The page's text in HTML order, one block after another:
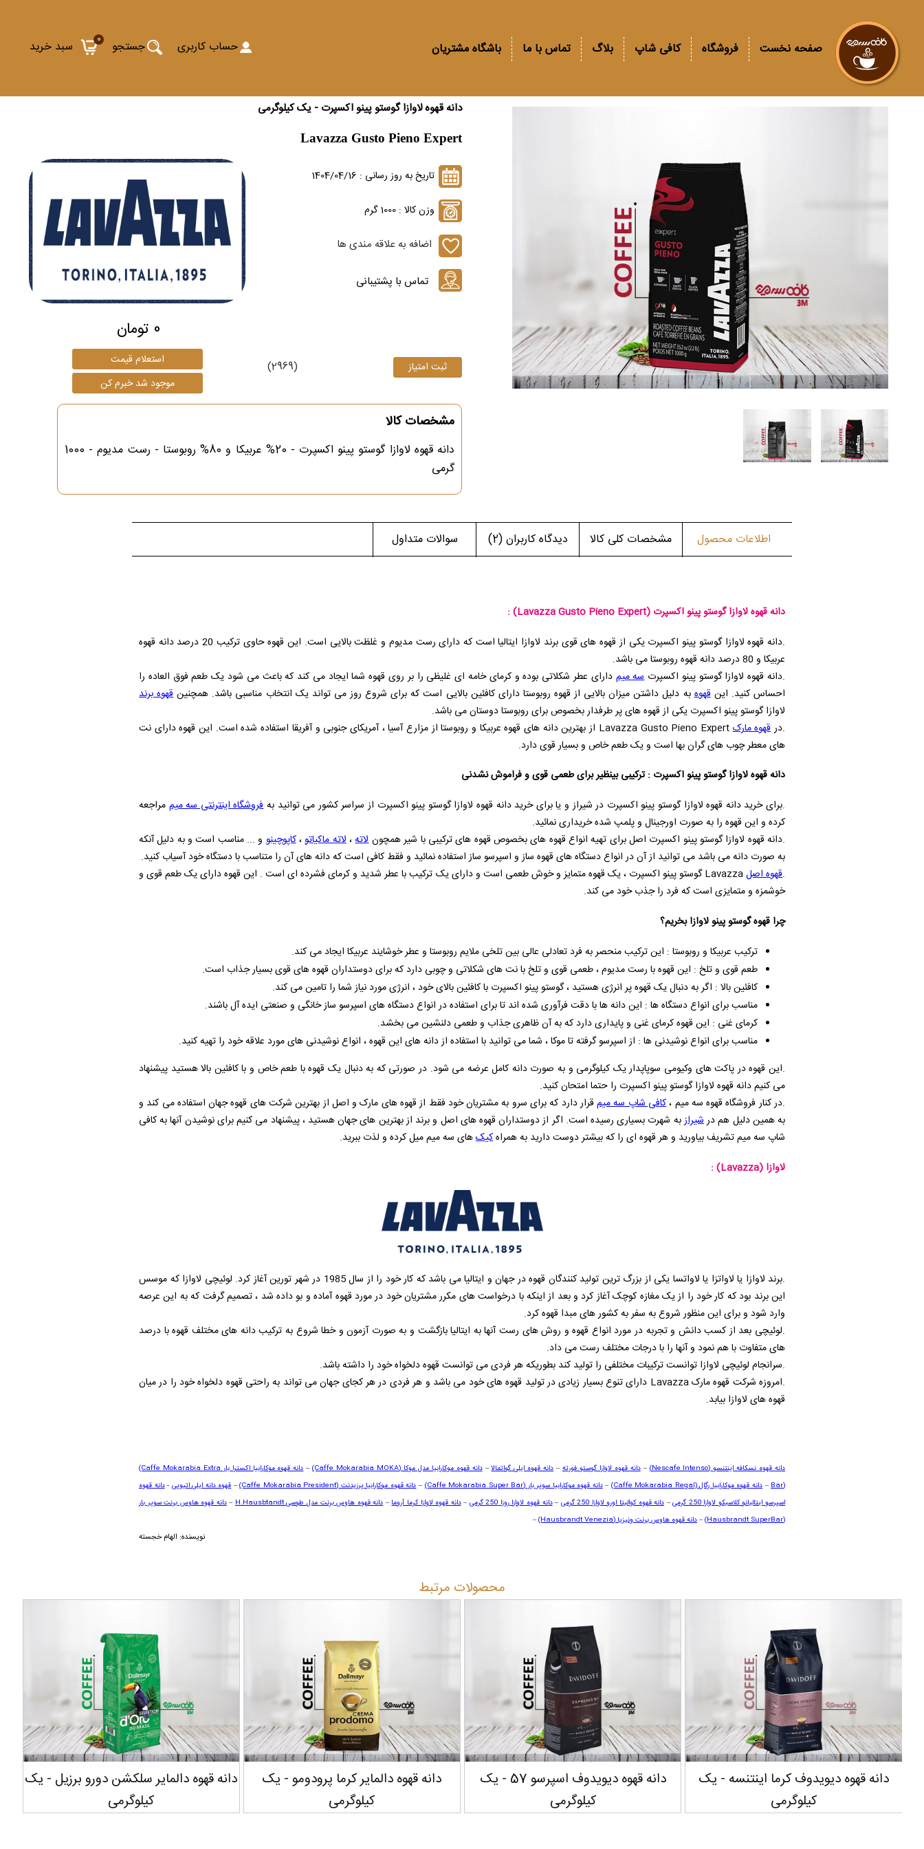
صفحه نخست فروشگاه کافی شاپ بلاگ تماس با ما باشگاه مشتریان
0 سبد خرید جستجو حساب کاربری
دانه قهوه لاوازا گوستو پینو اکسپرت - یک کیلوگرمی
Lavazza Gusto Pieno Expert
0 تومان
تاریخ به روز رسانی : 1404/04/16
وزن کالا : 1000 گرم
اضافه به علاقه مندی ها
(2969)
مشخصات کالا
دانه قهوه لاوازا گوستو پینو اکسپرت - 20% عربیکا و 80% روبوستا - رست مدیوم - 1000
گرمی
اطلاعات محصول مشخصات کلی کالا دیدگاه کاربران(2) سوالات متداول
دانه قهوه لاوازا گوستو پینو اکسپرت (Lavazza Gusto Pieno Expert)
:
.دانه قهوه لاوازا گوستو پینو اکسپرت یکی از قهوه های قوی برند لاوازا ایتالیا است که دارای رست مدیوم و غلظت بالایی است. این قهوه حاوی ترکیب 20 درصد دانه قهوه
عربیکا و 80 درصد دانه قهوه روبوستا می باشد.
.دانه قهوه لاوازا گوستو پینو اکسپرتسه میم دارای عطر شکلاتی بوده و کرمای خامه ای غلیظی را بر روی قهوه شما ایجاد می کند که باعث می شود یک طعم فوق العاده را
احساس کنید. اینقهوهبه دلیل داشتن میزان بالایی از قهوه روبوستا دارای کافئین بالایی است که برای شروع روز می تواند یک انتخاب مناسبی باشد. همچنینقهوه برند
لاوازا گوستو پینو اکسپرت یکی از قهوه های پر طرفدار بخصوص برای روبوستا دوستان می باشد.
.درقهوه مارکLavazza Gusto Pieno Expert از بهترین دانه های قهوه عربیکا و روبوستا از مزارع آسیا ، آمریکای جنوبی و آفریقا استفاده شده است. این قهوه دارای نت
های معطر چوب های گران بها است و یک طعم خاص و بسیار قوی دارد.
دانه قهوه لاوازا گوستو پینو اکسپرت : ترکیبی بینظیر برای طعمی قوی و فراموش نشدنی
.برای خرید دانه قهوه لاوازا گوستو پینو اکسپرت در شیراز و یا برای خرید دانه قهوه لاوازا گوستو پینو اکسپرت از سراسر کشور می توانید بهفروشگاه اینترنتی سه میم مراجعه
کرده و این قهوه را به صورت اورجینال و پلمپ شده خریداری نمائید.
.دانه قهوه لاوازا گوستو پینو اکسپرت اصل برای تهیه انواع قهوه های بخصوص قهوه های ترکیبی با شیر همچونلاته،لاته ماکیاتو،کاپوچینوو ... مناسب است و به دلیل آنکه
به صورت دانه می باشد می توانید از آن در انواع دستگاه های قهوه ساز و اسپرسو ساز استفاده نمائید و فقط کافی است که دانه های آن را متناسب با دستگاه خود آسیاب کنید.
.قهوه اصلLavazzaگوستو پینو اکسپرت ، یک قهوه متمایز و خوش طعمی است و دارای یک ترکیب با عطر شدید و کرمای فشرده ای است . این قهوه دارای یک طعم قوی و
خوشمزه و متمایزی است که فرد را جذب خود می کند.
چرا قهوه گوستو پینو لاوازا بخریم؟
ترکیب عربیکا و روبوستا : این ترکیب منحصر‌ به‌ فرد تعادلی عالی بین تلخی ملایم روبوستا و عطر خوشایند عربیکا ایجاد می‌ کند.
طعم قوی و تلخ : این قهوه با رست مدیوم ، طعمی قوی و تلخ با نت‌ های شکلاتی و چوبی دارد که برای دوستداران قهوه‌ های قوی بسیار جذاب است.
کافئین بالا : اگر به دنبال یک قهوه پر انرژی هستید ، گوستو پینو اکسپرت با کافئین بالای خود ، انرژی مورد نیاز شما را تامین می‌ کند.
مناسب برای انواع دستگاه‌ ها : این دانه‌ ها با دقت فرآوری شده‌ اند تا برای استفاده در انواع دستگاه‌ های اسپرسو ساز خانگی و صنعتی ایده‌ آل باشند.
کرمای غنی : این قهوه کرمای غنی و پایداری دارد که به آن ظاهری جذاب و طعمی دلنشین می‌ بخشد.
مناسب برای انواع نوشیدنی‌ ها : از اسپرسو گرفته تا موکا ، شما می‌ توانید با استفاده از دانه های این قهوه ، انواع نوشیدنی‌ های مورد علاقه خود را تهیه کنید.
.این قهوه در پاکت های وکیومی سوپاپدار یک کیلوگرمی و به صورت دانه کامل عرضه می شود. در صورتی که به دنبال یک قهوه با طعم خاص و با کافئین بالا هستید پیشنهاد
می کنیم دانه قهوه لاوازا گوستو پینو اکسپرت را حتما امتحان کنید.
.در کنار فروشگاه قهوه سه میم ،کافی شاپ سه میمقرار دارد که برای سرو به مشتریان خود فقط از قهوه های مارک و اصل از بهترین شرکت های قهوه جهان استفاده می کند و
به همین دلیل هم درشیرازبه شهرت بسیاری رسیده است. اگر از دوستداران قهوه های اصل و برند از بهترین های جهان هستید ، پیشنهاد می کنیم برای نوشیدن آنها به کافی
شاپ سه میم تشریف بیاورید و هر قهوه ای را که بیشتر دوست دارید به همراهکیکهای سه میم میل کرده و لذت ببرید.
لاوازا (Lavazza)
:
.برند لاوازا یا لاواتزا یا لاواتسا یکی از بزرگ ترین تولید کنندگان قهوه در جهان و ایتالیا می باشد که کار خود را از سال 1985 در شهر تورین آغاز کرد. لوئیچی لاوازا که موسس
این برند بود که کار خود را از یک مغازه کوچک آغاز کرد و بعد از اینکه با درخواست های مکرر مشتریان خود در مورد قهوه آماده و بو داده شد ، تصمیم گرفت که به این عرصه
وارد شود و برای این منظور شروع به سفر به کشور های مبدا قهوه کرد.
.لوئیچی بعد از کسب دانش و تجربه در مورد انواع قهوه و روش های رست آنها به ایتالیا بازگشت و به صورت آزمون و خطا شروع به ترکیب دانه های مختلف قهوه با درصد
های متفاوت با هم نمود و آنها را با درجات مختلف رست می داد.
.سرانجام لوئیچی لاوازا توانست ترکیبات مختلفی را تولید کند بطوریکه هر فردی می توانست قهوه دلخواه خود را داشته باشد.
.امروزه شرکت قهوه مارکLavazza دارای تنوع بسیار زیادی در تولید قهوه های خود می باشد و هر فردی در هر کجای جهان می تواند به راحتی قهوه دلخواه خود را در میان
قهوه های لاوازا بیابد.
دانه قهوه نسکافه اینتنسو(Nescafe Intenso)
–دانهقهوه لاوازا گوستو فورته–دانه قهوه ایلی گواتمالا–دانه قهوه موکارابیا مدل موکا(Caffe Mokarabia MOKA)
–دانه قهوه موکارابیا اکسترا بار(Caffe Mokarabia Extra
Bar)
– دانه قهوه موکارابیا رگال(Caffe Mokarabia Regal)
–دانه قهوه موکارابیا سوپر بار(Caffe Mokarabia Super Bar)
–دانه قهوه موکارابیا پرزیدنت(Caffe Mokarabia President)
–قهوه دانه ایلی اتیوپی -دانه قهوه
اسپرسو ایتالیانو کلاسیکو لاوازا 250 گرمی
–دانه قهوه کوالیتا اورو لاوازا 250 گرمی –دانه قهوه لاوازا روزا 250 گرمی –دانه قهوه لاوازا کرما آروما–دانه قهوه هاوس برنت مدل طوسیH.Hausbtandt
–دانه قهوه هاوس برنت سوپر بار
(Hausbrandt SuperBar)
–دانه قهوه هاوس برنت ونیزیا(Hausbrandt Venezia)
–
نویسنده: الهام خجسته
محصولات مرتبط
دانه قهوه دیویدوف کرما اینتنسه - یک
کیلوگرمی
دانه قهوه دیویدوف اسپرسو 57 - یک
کیلوگرمی
دانه قهوه دالمایر کرما پرودومو - یک
کیلوگرمی
دانه قهوه دالمایر سلکشن دورو برزیل - یک
کیلوگرمی